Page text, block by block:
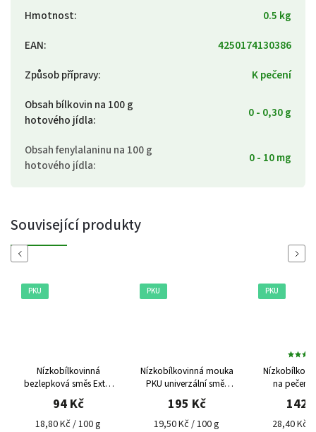
Hmotnost:
0.5 kg
EAN:
4250174130386
Způsob přípravy:
K pečení
Obsah bílkovin na 100 g
hotového jídla: 0 - 0,30 g
Obsah fenylalaninu na 100 g
hotového jídla: 0 - 10 mg
Související produkty
Previous
PKU
Nízkobílkovinná
bezlepková směs Extra
Krakovská Balviten PKU,
500 g
94 Kč
18,80 Kč / 100 g
PKU
Nízkobílkovinná mouka
PKU univerzální směs
Extra, 1 kg
195 Kč
19,50 Kč / 100 g
PKU
na pečení
Loprofin
142
28,40 Kč /
Next